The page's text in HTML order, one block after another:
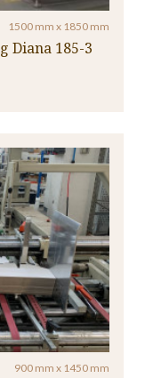
1500 mm x 1850 mm
Diana 185-3
900 mm x 1450 mm